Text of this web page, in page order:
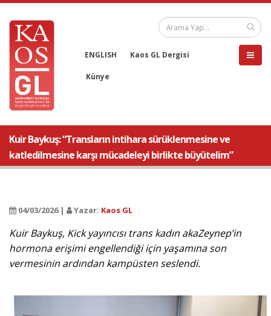
ENGLISH Kaos GL Dergisi
Künye
Kuir Baykuş: “Transların intihara sürüklenmesine ve
katledilmesine karşı mücadeleyi birlikte büyütelim”
04/03/2026 | Yazar: Kaos GL
Kuir Baykuş, Kick yayıncısı trans kadın akaZeynep’in
hormona erişimi engellendiği için yaşamına son
vermesinin ardından kampüsten seslendi.